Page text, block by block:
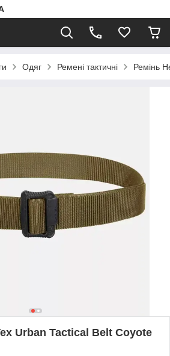
Одяг Ремені тактичні Ремінь
Urban Tactical Belt Coyote